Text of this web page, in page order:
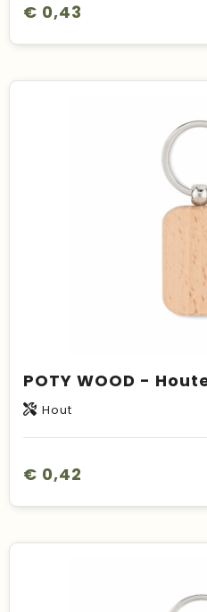
€ 0,43
Hout
€ 0,42